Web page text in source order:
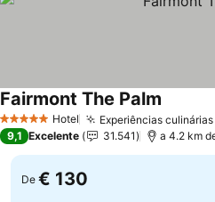
5 Estrelas Hotel Experiências
Fairmont The Palm
9,1 Excelente 31.541 a 4.2 km
De € 130